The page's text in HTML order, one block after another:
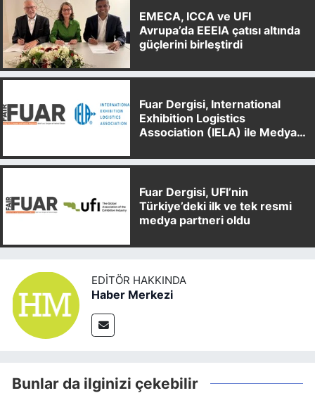
EMECA, ICCA ve UFI
Avrupa’da EEEIA çatısı altında
güçlerini birleştirdi
Fuar Dergisi, International
Exhibition Logistics
Association (IELA) ile Medya
Fuar Dergisi, UFI’nin
Türkiye’deki ilk ve tek resmi
medya partneri oldu
EDITÖR HAKKINDA
Haber Merkezi
Bunlar da ilginizi çekebilir